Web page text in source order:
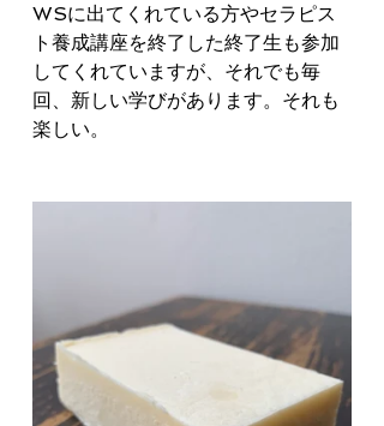
WSに出てくれている方やセラピス
ト養成講座を終了した終了生も参加
してくれていますが、それでも毎
回、新しい学びがあります。それも
楽しい。